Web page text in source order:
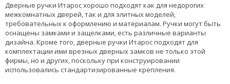
Дверные ручки Итарос хорошо подходят как для недорогих
межкомнатных дверей, так и для элитных моделей,
требовательных к оформлению и материалам. Ручки могут быть
оснащены замками и защелками, есть различные варианты
дизайна. Кроме того, дверные ручки Итарос подходят для
комплектации ими врезных дверных замков не только этой
фирмы, но и других, поскольку при конструировании
использовались стандартизированные крепления.